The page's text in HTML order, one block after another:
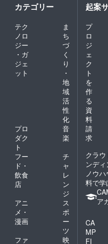
カテゴリー
テク
ノロ
ジー
・ガ
ジェ
ット
ま
ち
づ
く
り
・
地
域
活
性
化
プロ
ダク
ト
音
楽
フー
ド・
飲食
店
チ
ャ
レ
ン
ジ
アニ
メ・
漫画
ス
ポ
ー
ツ
ファ
映
起案
プ
ロ
ジ
ェ
ク
ト
を
作
る
資
料
請
求
クラ
ンデ
ノウ
料で学
ア
CA
MP
FI